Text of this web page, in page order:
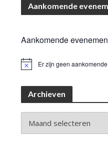
Aankomende
Aankomende
B
t
Er zijn geen
Archieven